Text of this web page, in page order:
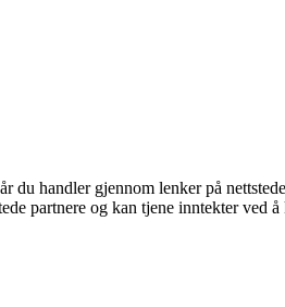
du handler gjennom lenker på
partnere og kan tjene inntekter ved